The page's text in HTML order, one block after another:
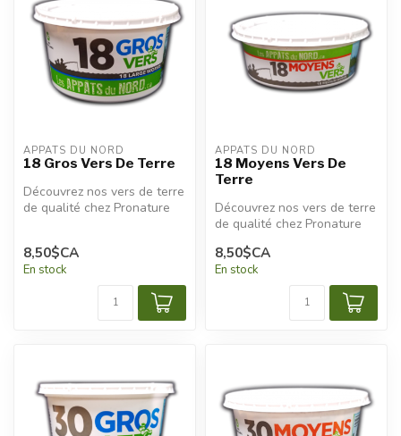
APPÂTS DU NORD
18 Gros Vers De Terre
Découvrez nos vers de terre
de qualité chez Pronature
8,50$CA
En stock
APPÂTS DU NORD
18 Moyens Vers De
Terre
Découvrez nos vers de terre
de qualité chez Pronature
8,50$CA
En stock